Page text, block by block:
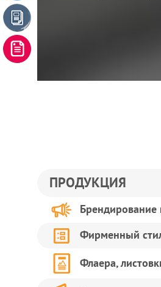
ПРОДУКЦИЯ
Фирменный
Флаера,